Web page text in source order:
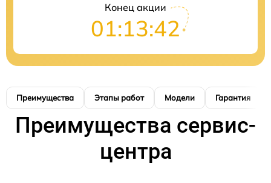
Конец акции
01:13:41
Преимущества Этапы работ Модели Гарантия
Преимущества сервис-
центра